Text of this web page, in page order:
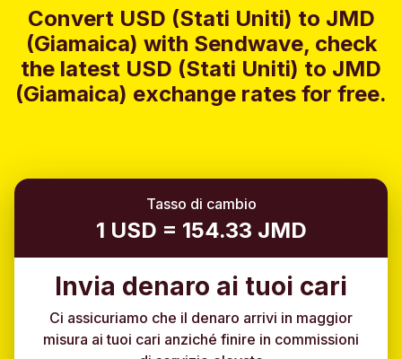
Convert USD (Stati Uniti) to JMD
(Giamaica) with Sendwave, check
the latest USD (Stati Uniti) to JMD
(Giamaica) exchange rates for free.
Tasso di cambio
1 USD = 154.33 JMD
Invia denaro ai tuoi cari
Ci assicuriamo che il denaro arrivi in maggior
misura ai tuoi cari anziché finire in commissioni